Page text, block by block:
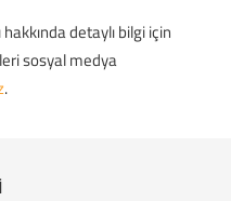
detaylı bilgi için
sosyal medya
.